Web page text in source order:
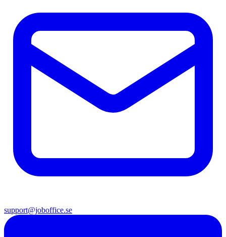
support@joboffice.se